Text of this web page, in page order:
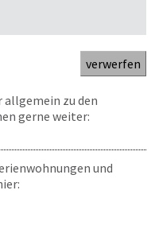
allgemein zu den
gerne weiter:
und